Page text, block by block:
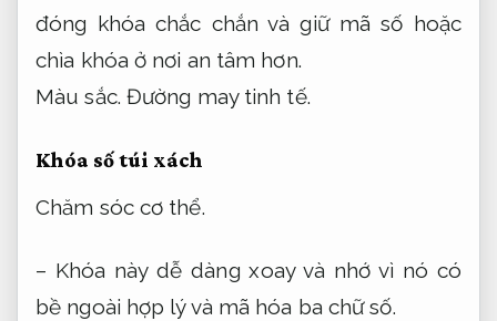
đóng khóa chắc chắn và giữ mã số hoặc
chìa khóa ở nơi an tâm hơn.
Màu sắc. Đường may tinh tế.
Khóa số túi xách
Chăm sóc cơ thể.
– Khóa này dễ dàng xoay và nhớ vì nó có
bề ngoài hợp lý và mã hóa ba chữ số.